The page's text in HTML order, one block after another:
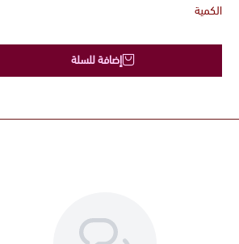
الكمية
إضافة للسلة